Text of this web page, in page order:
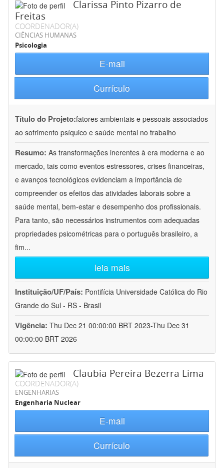
Clarissa Pinto Pizarro de
Freitas
COORDENADOR(A)
CIÊNCIAS HUMANAS
Psicologia
E-mail
Currículo
Título do Projeto:fatores ambientais e pessoais associados
ao sofrimento psíquico e saúde mental no trabalho
Resumo: As transformações inerentes à era moderna e ao
mercado, tais como eventos estressores, crises financeiras,
e avanços tecnológicos evidenciam a importância de
compreender os efeitos das atividades laborais sobre a
saúde mental, bem-estar e desempenho dos profissionais.
Para tanto, são necessários instrumentos com adequadas
propriedades psicométricas para o português brasileiro, a
fim...
leia mais
Instituição/UF/País: Pontifícia Universidade Católica do Rio
Grande do Sul - RS - Brasil
Vigência: Thu Dec 21 00:00:00 BRT 2023-Thu Dec 31
00:00:00 BRT 2026
Claubia Pereira Bezerra Lima
COORDENADOR(A)
ENGENHARIAS
Engenharia Nuclear
E-mail
Currículo